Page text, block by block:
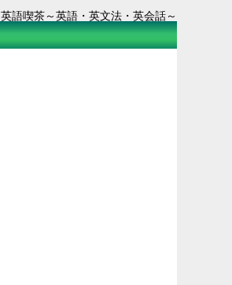
英語喫茶～英語・英文法・英会話～